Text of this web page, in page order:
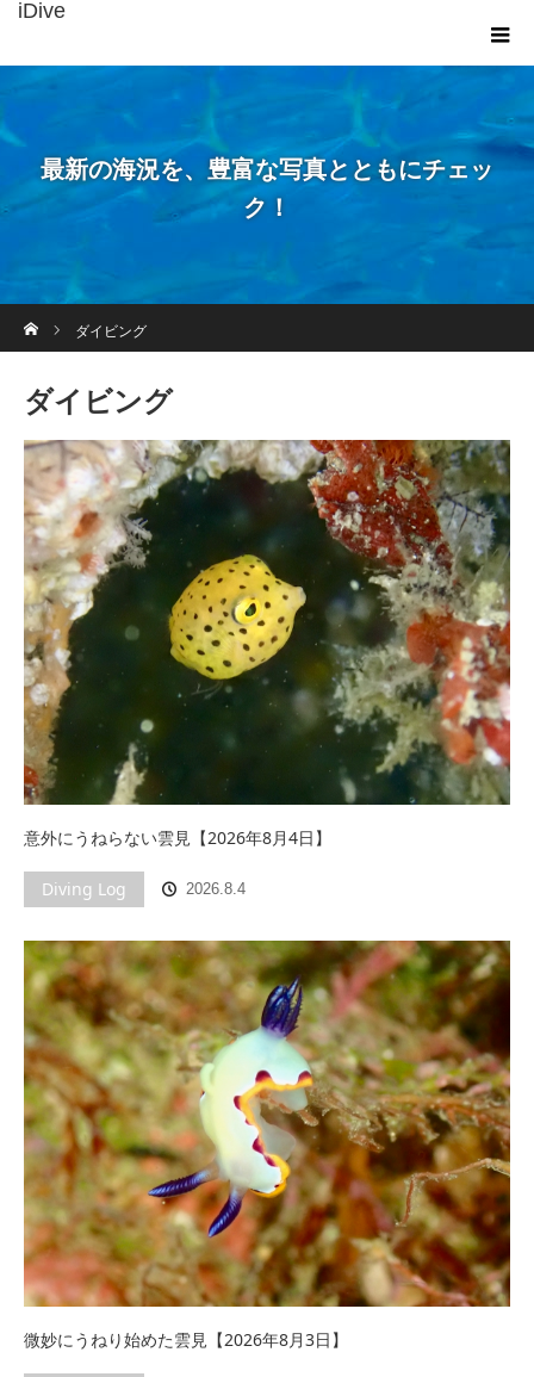
iDive
最新の海況を、豊富な写真とともにチェッ
ク！
ダイビング
ダイビング
意外にうねらない雲見【2026年8月4日】
Diving Log 2026.8.4
微妙にうねり始めた雲見【2026年8月3日】